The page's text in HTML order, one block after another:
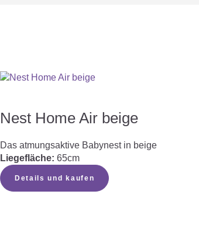
Nest Home Air beige
Das atmungsaktive Babynest in beige
Liegefläche: 65cm
Details und kaufen